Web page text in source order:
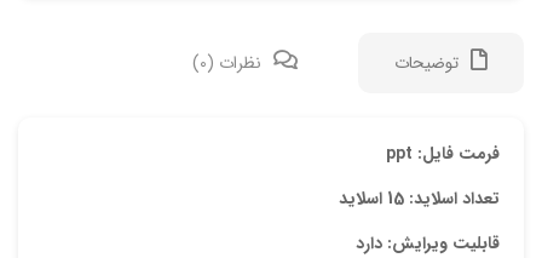
توضیحات نظرات (0)
فرمت فایل: ppt
تعداد اسلاید: 15 اسلاید
قابلیت ویرایش: دارد